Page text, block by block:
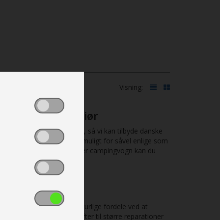
Visning:
og et flot interiør
der følger med tiden, så vi kan tilbyde danske
og størrelser, så det er muligt for såvel enlige som
. Under hver campingvogn kan du
vogne, er der flere naturlige fordele ved at
for, at du vil få udgifter til større reparationer